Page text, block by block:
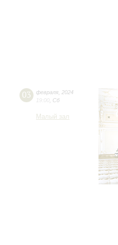
03 февраля 2024
19:00 Сб
Малый зал